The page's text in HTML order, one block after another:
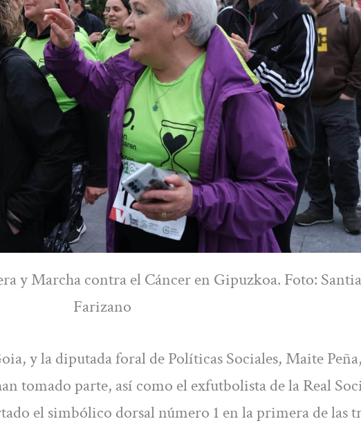
y Marcha contra el Cáncer en Gipuzkoa. Foto:
Farizano
y la diputada foral de Políticas Sociales, Maite
tomado parte, así como el exfutbolista de la Real
el simbólico dorsal número 1 en la primera de las